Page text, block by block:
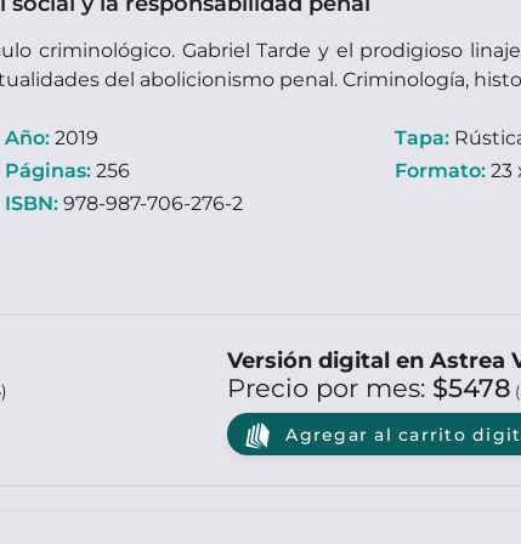
criminológico. Gabriel Tarde y el prodigioso
del abolicionismo penal. Criminología,
Año: 2019
Páginas: 256
ISBN: 978-987-706-276-2
Tapa:
Formato: 23
Versión digital en Astrea
Precio por mes: $5478
Agregar al carrito